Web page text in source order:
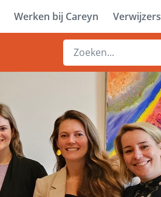
Werken bij Careyn Verwijzers